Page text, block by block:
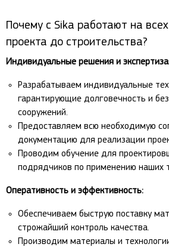
Почему с Sika работают на
проекта до строительства?
Индивидуальные решения и
Разрабатываем индивидуальные
гарантирующие долговечность и
сооружений.
Предоставляем всю необходимую
документацию для реализации
Проводим обучение для
подрядчиков по применению наших
Оперативность и эффективность:
Обеспечиваем быструю поставку
строжайший контроль качества.
Производим материалы и